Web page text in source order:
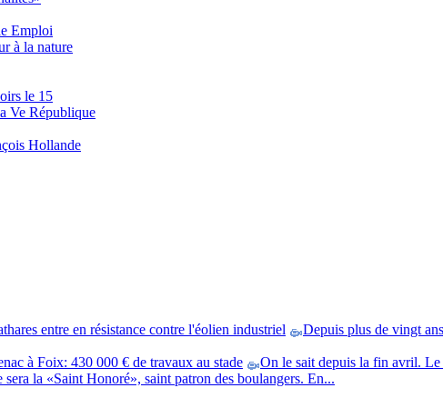
Emploi
à la nature
le 15
Ve République
Hollande
entre en résistance contre l'éolien industriel
Depuis plus de vingt
à Foix: 430 000 € de travaux au stade
On le sait depuis la fin avril.
sera la «Saint Honoré», saint patron des boulangers. En...